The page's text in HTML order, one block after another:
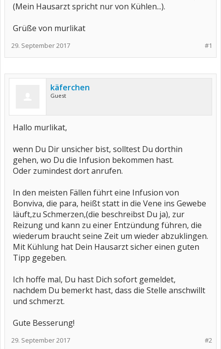
(Mein Hausarzt spricht nur von Kühlen...).
Grüße von murlikat
#1
29. September 2017
käferchen
Guest
Hallo murlikat,
wenn Du Dir unsicher bist, solltest Du dorthin
gehen, wo Du die Infusion bekommen hast.
Oder zumindest dort anrufen.
In den meisten Fällen führt eine Infusion von
Bonviva, die para, heißt statt in die Vene ins Gewebe
läuft,zu Schmerzen,(die beschreibst Du ja), zur
Reizung und kann zu einer Entzündung führen, die
wiederum braucht seine Zeit um wieder abzuklingen.
Mit Kühlung hat Dein Hausarzt sicher einen guten
Tipp gegeben.
Ich hoffe mal, Du hast Dich sofort gemeldet,
nachdem Du bemerkt hast, dass die Stelle anschwillt
und schmerzt.
Gute Besserung!
#2
29. September 2017